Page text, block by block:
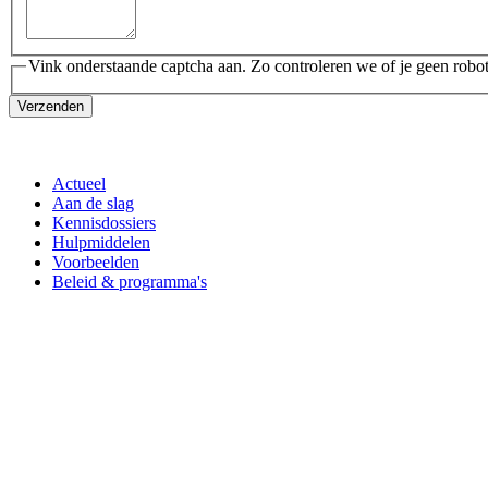
Vink onderstaande captcha aan. Zo controleren we of je geen
Verzenden
Actueel
Aan de slag
Kennisdossiers
Hulpmiddelen
Voorbeelden
Beleid & programma's